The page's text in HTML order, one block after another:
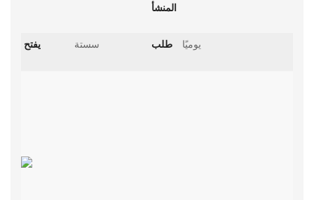
المنشأ
يفتح سستة طلب يوميًا